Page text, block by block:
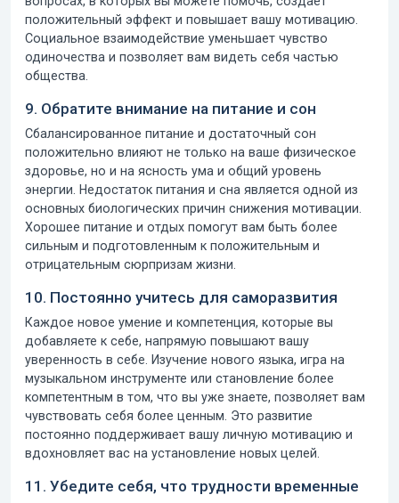
положительный эффект и повышает вашу мотивацию.
Социальное взаимодействие уменьшает чувство
одиночества и позволяет вам видеть себя частью
общества.
9. Обратите внимание на питание и сон
Сбалансированное питание и достаточный сон
положительно влияют не только на ваше физическое
здоровье, но и на ясность ума и общий уровень
энергии. Недостаток питания и сна является одной из
основных биологических причин снижения мотивации.
Хорошее питание и отдых помогут вам быть более
сильным и подготовленным к положительным и
отрицательным сюрпризам жизни.
10. Постоянно учитесь для саморазвития
Каждое новое умение и компетенция, которые вы
добавляете к себе, напрямую повышают вашу
уверенность в себе. Изучение нового языка, игра на
музыкальном инструменте или становление более
компетентным в том, что вы уже знаете, позволяет вам
чувствовать себя более ценным. Это развитие
постоянно поддерживает вашу личную мотивацию и
вдохновляет вас на установление новых целей.
11. Убедите себя, что трудности временные